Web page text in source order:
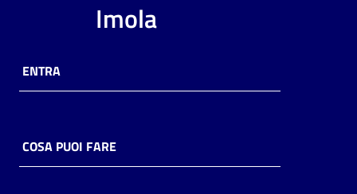
online
Imola
ENTRA
COSA PUOI FARE